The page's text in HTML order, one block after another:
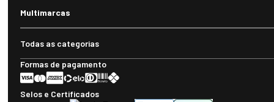
Multimarcas
Todas as categorias
Formas de pagamento
Selos e Certificados